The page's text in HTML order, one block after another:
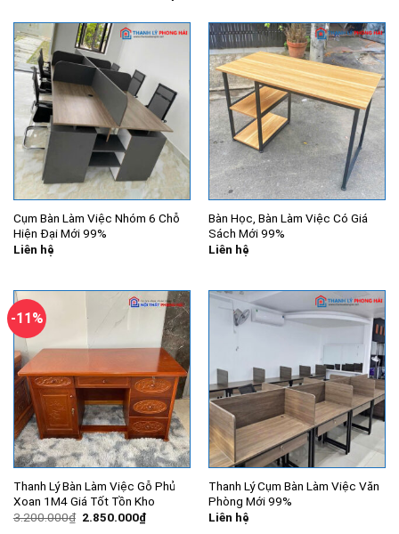
Cụm Bàn Làm Việc Nhóm 6 Chỗ
Hiện Đại Mới 99%
Liên hệ
Bàn Học, Bàn Làm Việc Có Giá
Sách Mới 99%
Liên hệ
-11%
Thanh Lý Bàn Làm Việc Gỗ Phủ
Xoan 1M4 Giá Tốt Tồn Kho
3.200.000₫ Giá
2.850.000₫Giá
hiện
Thanh Lý Cụm Bàn Làm Việc Văn
Phòng Mới 99%
Liên hệ